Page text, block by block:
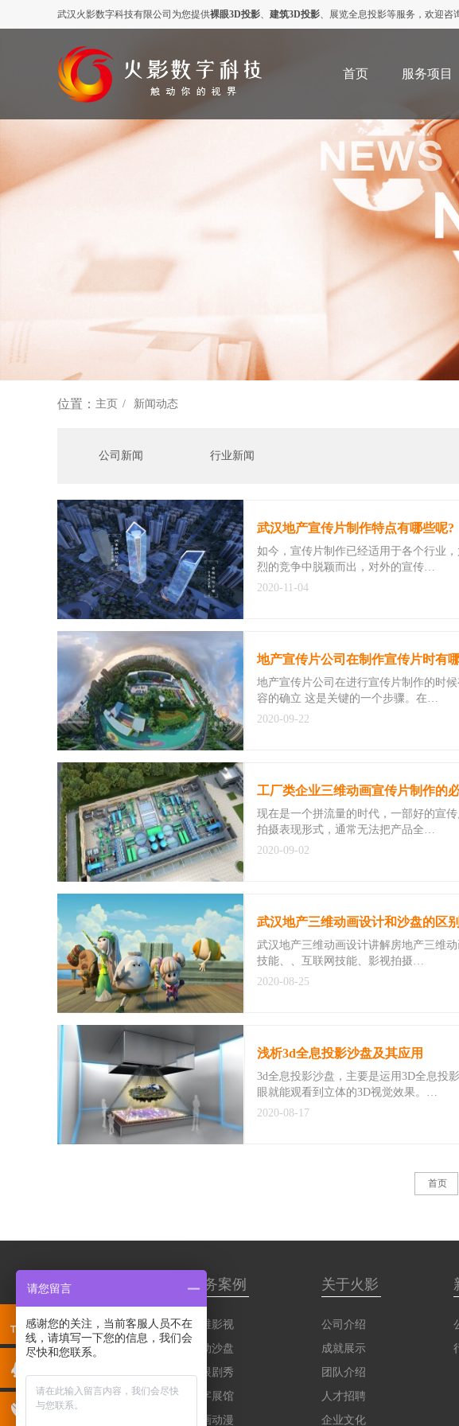
武汉火影数字科技有限公司为您提供裸眼3D投影、 建筑3D投影、展览全息投影等服务，欢迎咨
首页 服务项目
位置： 主页 新闻动态
公司新闻 行业新闻
武汉地产宣传片制作特点有哪些呢?
如今，宣传片制作已经适用于各个行业
烈的竞争中脱颖而出，对外的宣传…
2020-11-04
地产宣传片公司在制作宣传片时有
地产宣传片公司在进行宣传片制作的时
容的确立 这是关键的一个步骤。在…
2020-09-22
工厂类企业三维动画宣传片制作的
现在是一个拼流量的时代，一部好的宣
拍摄表现形式，通常无法把产品全…
2020-09-02
武汉地产三维动画设计和沙盘的区别
武汉地产三维动画设计讲解房地产三维
技能、、互联网技能、影视拍摄…
2020-08-25
浅析3d全息投影沙盘及其应用
3d全息投影沙盘，主要是运用3D全息投
眼就能观看到立体的3D视觉效果。…
2020-08-17
首页
服务项目
三维影视
互动沙盘
裸眼剧秀
数字展馆
服务案例
三维影视
互动沙盘
裸眼剧秀
数字展馆
动画动漫
关于火影
公司介绍
成就展示
团队介绍
人才招聘
企业文化
请您留言
感谢您的关注，当前客服人员不在
线，请填写一下您的信息，我们会
尽快和您联系。